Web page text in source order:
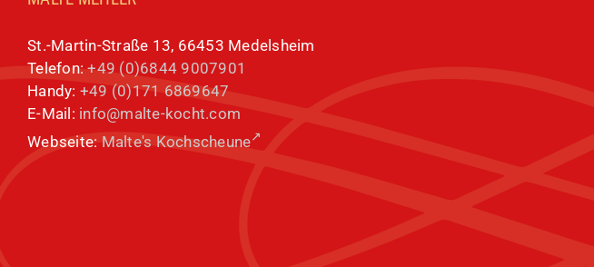
St.-Martin-Straße 13, 66453 Medelsheim
Telefon:+49 (0)6844 9007901
Handy: +49 (0)171 6869647
E-Mail: info@malte-kocht.com
Webseite:Malte's Kochscheune